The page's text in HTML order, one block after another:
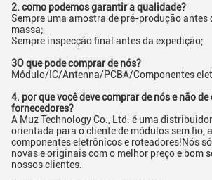
2. como podemos garantir a qualidade?
Sempre uma amostra de pré-produção antes
massa;
Sempre inspecção final antes da expedição;
3O que pode comprar de nós?
Módulo/IC/Antenna/PCBA/Componentes
4. por que você deve comprar de nós e não
fornecedores?
A Muz Technology Co., Ltd. é uma
orientada para o cliente de módulos sem fio,
componentes eletrônicos e roteadores!Nós
novas e originais com o melhor preço e bom
nossos clientes.